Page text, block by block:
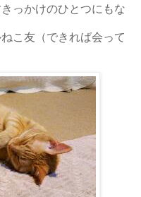
っかけのひとつにもな
こ友（できれば会って